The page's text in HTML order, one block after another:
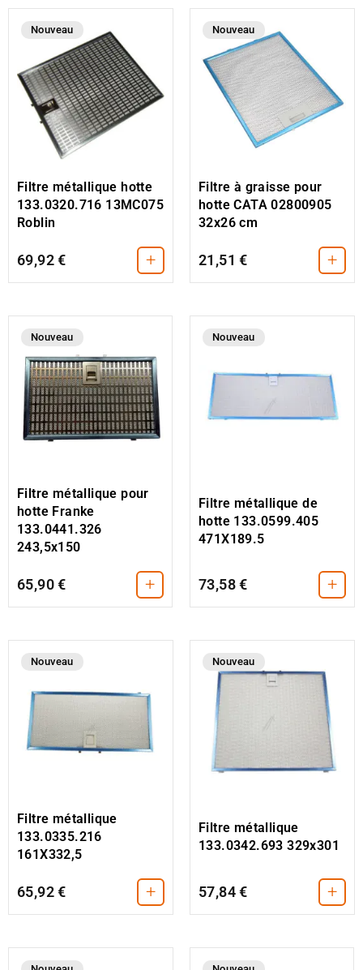
Nouveau
Filtre métallique hotte
133.0320.716 13MC075
Roblin
69,92 € +
Nouveau
Filtre à graisse pour
hotte CATA 02800905
32x26 cm
21,51 € +
Nouveau
Filtre métallique pour
hotte Franke
133.0441.326
243,5x150
65,90 € +
Nouveau
Filtre métallique de
hotte 133.0599.405
471X189.5
73,58 € +
Nouveau
Filtre métallique
133.0335.216
161X332,5
65,92 € +
Nouveau
Filtre métallique
133.0342.693 329x301
57,84 € +